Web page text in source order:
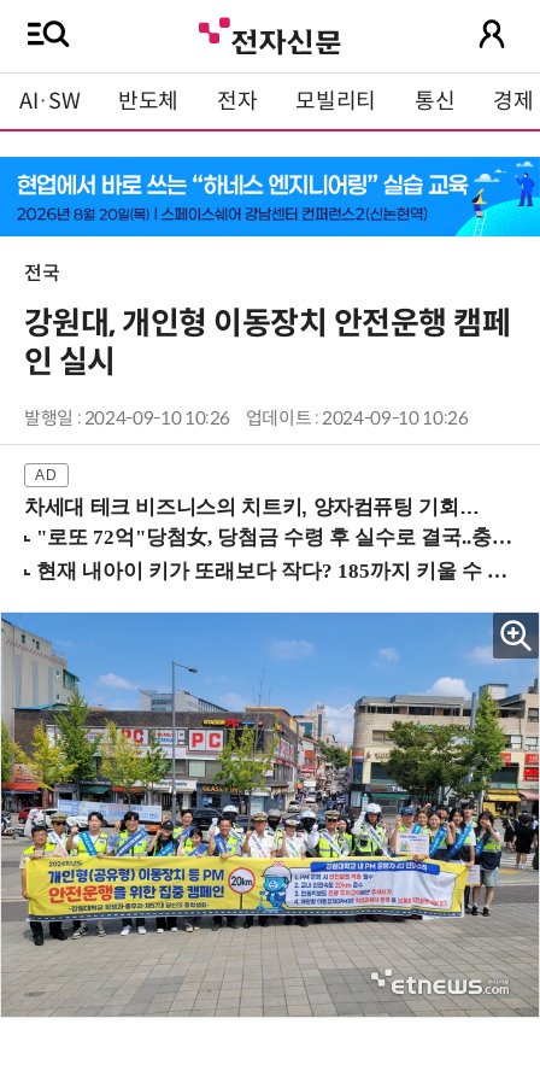
AI·SW 반도체 전자 모빌리티 통신 경제
전국
강원대, 개인형 이동장치 안전운행 캠페
인 실시
발행일 : 2024-09-10 10:26 업데이트 : 2024-09-10 10:26
차세대 테크 비즈니스의 치트키, 양자컴퓨팅 기회를 선점하라! (8/28 강남역)